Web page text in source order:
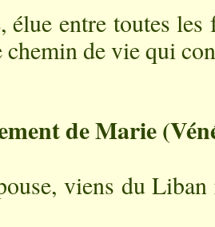
entre toutes les
de vie qui
de Marie
viens du